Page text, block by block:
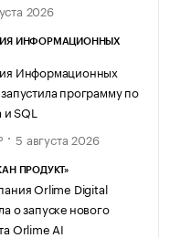
2026
ИНФОРМАЦИОННЫХ
Информационных
программу по
SQL
5 августа 2026
ПРОДУКТ»
Orlime Digital
о запуске нового
Orlime AI